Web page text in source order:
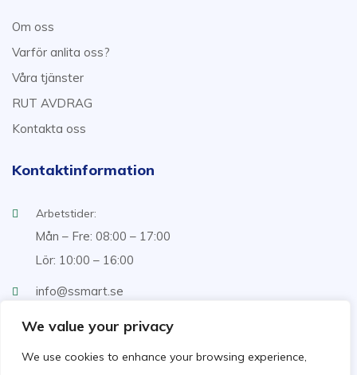
We value your privacy
We use cookies to enhance your browsing experience,
Om oss
Varför anlita oss?
Våra tjänster
RUT AVDRAG
Kontakta oss
Kontaktinformation
Arbetstider:
Mån – Fre: 08:00 – 17:00
Lör: 10:00 – 16:00
info@ssmart.se
+46707322222